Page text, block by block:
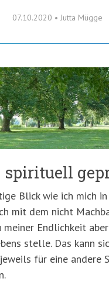
07.10.2020 • Jutta Mügge
spirituell
Blick wie ich mich
mit dem nicht
meiner Endlichkeit
stelle. Das kann
für eine andere